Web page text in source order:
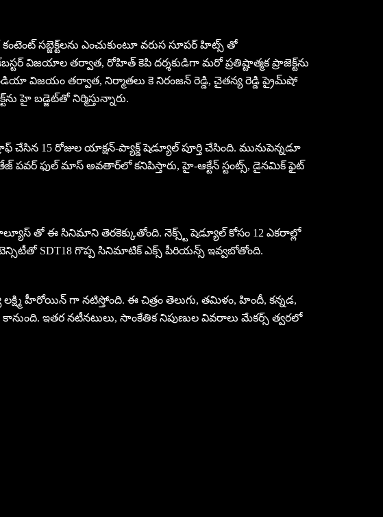
సబ్జెక్ట్‌లను ఎంచుకుంటూ వరుస సూపర్ హిట్స్ తో
విజయాల తర్వాత, రోహిత్ కెపి దర్శకుడిగా మరో ప్రతిష్టాత్మక ప్రాజెక్ట్‌ను
విజయం తర్వాత, నిర్మాతలు కె నిరంజన్ రెడ్డి, చైతన్య రెడ్డి ప్రైమ్‌షో
హై బడ్జెట్‌తో నిర్మిస్తున్నారు.
చేసిన 15 రోజుల యాక్షన్-ప్యాక్డ్ షెడ్యూల్ పూర్తి చేసింది. మునుపెన్నడూ
పవర్ ఫుల్ మాస్ అవతార్‌లో కనిపిస్తారు, హై-ఆక్టేన్ స్టంట్స్, డైనమిక్ ఫైట్
తో ఈ సినిమాని తెరకెక్కుతోంది. నెక్స్ట్ షెడ్యూల్‌ కోసం 12 ఎకరాల్లో
SDT18 గొప్ప సినిమాటిక్ ఎక్స్ పీరియన్స్ ఇవ్వబోతోంది.
హీరోయిన్ గా నటిస్తోంది. ఈ చిత్రం తెలుగు, తమిళం, హిందీ, కన్నడ,
ఇతర నటీనటులు, సాంకేతిక నిపుణుల వివరాలు మేకర్స్ త్వరలో